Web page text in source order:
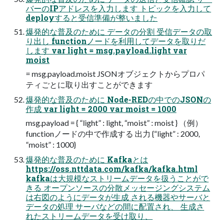
バーのIPアドレスを入力します トピックを入力して
deployすると受信準備が整いました
爆発的な普及のために データの分割 受信データの取
り出し functionノードを利用してデータを取りだ
します var light = msg.payload.light var
moist
= msg.payload.moist JSONオブジェクトからプロパ
ティごとに取り出すことができます
爆発的な普及のために Node-REDの中でのJSONの
作成 var light = 2000 var moist = 1000
msg.payload = { “light” : light, “moist” : moist } （例）
functionノードの中で作成する 出力 {“light” : 2000,
“moist” : 1000}
爆発的な普及のために Kafkaとは
https://oss.nttdata.com/kafka/kafka.html
kafkaは大規模なストリームデータを扱うことがで
きる オープンソースの分散メッセージングシステム
は右図のようにデータが生成 される機器やサーバと
データの処理 サーバなどの間に配置され、 生成さ
れたストリームデータを受け取り、